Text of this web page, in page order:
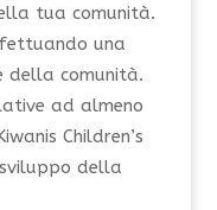
tua comunità.
una
della comunità.
ad almeno
Children’s
della